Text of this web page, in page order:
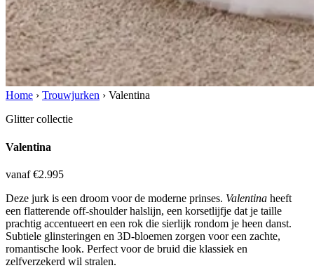
Home › Trouwjurken › Valentina
Glitter collectie
Valentina
vanaf €2.995
Deze jurk is een droom voor de moderne prinses. Valentina heeft
een flatterende off-shoulder halslijn, een korsetlijfje dat je taille
prachtig accentueert en een rok die sierlijk rondom je heen danst.
Subtiele glinsteringen en 3D-bloemen zorgen voor een zachte,
romantische look. Perfect voor de bruid die klassiek en
zelfverzekerd wil stralen.